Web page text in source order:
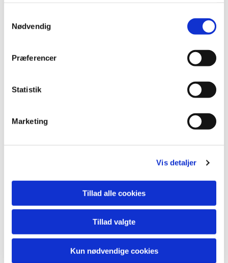
Nødvendig
Præferencer
Statistik
Marketing
Vis detaljer
Tillad alle cookies
Tillad valgte
Kun nødvendige cookies
Du vil måske også kunne lide...